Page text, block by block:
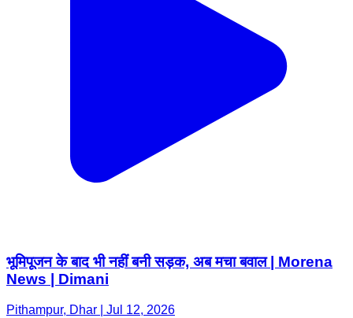
भूमिपूजन के बाद भी नहीं बनी सड़क, अब मचा बवाल | Morena
News | Dimani
Pithampur, Dhar | Jul 12, 2026